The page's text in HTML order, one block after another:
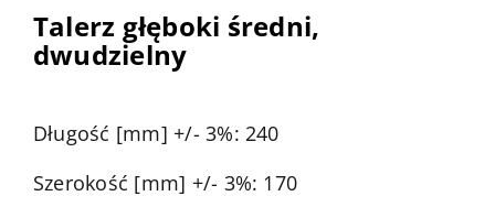
Talerz głęboki średni,
dwudzielny
Długość [mm] +/- 3%: 240
Szerokość [mm] +/- 3%: 170